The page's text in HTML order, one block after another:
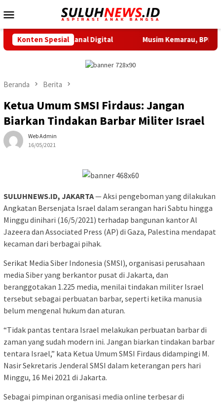
ke
Mobile
Konten Spesial
Kanal Digital Musim Kemarau, BPBD Kota Tangerang
Beranda Berita
Ketua Umum SMSI Firdaus: Jangan
Biarkan Tindakan Barbar Militer Israel
Web Admin
16/05/2021
SULUHNEWS.ID, JAKARTA— Aksi pengeboman yang dilakukan
Angkatan Bersenjata Israel dalam serangan hari Sabtu hingga
Minggu dinihari (16/5/2021) terhadap bangunan kantor Al
Jazeera dan Associated Press (AP) di Gaza, Palestina mendapat
kecaman dari berbagai pihak.
Serikat Media Siber Indonesia (SMSI), organisasi perusahaan
media Siber yang berkantor pusat di Jakarta, dan
beranggotakan 1.225 media, menilai tindakan militer Israel
tersebut sebagai perbuatan barbar, seperti ketika manusia
belum mengenal hukum dan aturan.
“Tidak pantas tentara Israel melakukan perbuatan barbar di
zaman yang sudah modern ini. Jangan biarkan tindakan barbar
tentara Israel,” kata Ketua Umum SMSI Firdaus didampingi M.
Nasir Sekretaris Jenderal SMSI dalam keterangan pers hari
Minggu, 16 Mei 2021 di Jakarta.
Sebagai pimpinan organisasi media online terbesar di